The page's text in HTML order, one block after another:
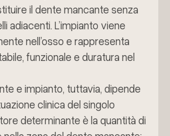
il dente mancante senza
adiacenti. L’impianto viene
nell’osso e rappresenta
funzionale e duratura nel
e impianto, tuttavia, dipende
clinica del singolo
determinante è la quantità di